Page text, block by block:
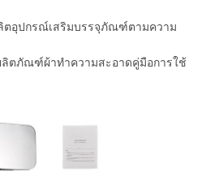
ตอุปกรณ์เสริมบรรจุภัณฑ์ตามความ
ลิตภัณฑ์ผ้าทำความสะอาดคู่มือการใช้